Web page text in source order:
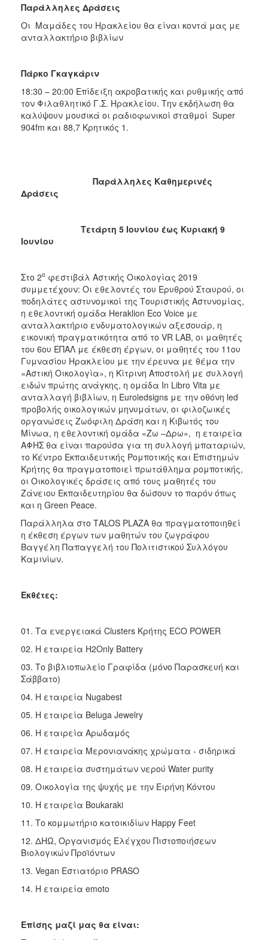
Παράλληλες Δράσεις
Οι Μαμάδες του Ηρακλείου θα είναι κοντά μας με
ανταλλακτήριο βιβλίων
Πάρκο Γκαγκάριν
18:30 – 20:00 Επίδειξη ακροβατικής και ρυθμικής από
τον Φιλαθλητικό Γ.Σ. Ηρακλείου. Την εκδήλωση θα
καλύψουν μουσικά οι ραδιοφωνικοί σταθμοί Super
904fm και 88,7 Κρητικός 1.
Παράλληλες Καθημερινές
Δράσεις
Τετάρτη 5 Ιουνίου έως Κυριακή 9
Ιουνίου
Στο 2ο φεστιβάλ Αστικής Οικολογίας 2019
συμμετέχουν: Οι εθελοντές του Ερυθρού Σταυρού, οι
ποδηλάτες αστυνομικοί της Τουριστικής Αστυνομίας,
η εθελοντική ομάδα Heraklion Eco Voice με
ανταλλακτήριο ενδυματολογικών αξεσουάρ, η
εικονική πραγματικότητα από το VR LAB, οι μαθητές
του 6ου ΕΠΑΛ με έκθεση έργων, οι μαθητές του 11ου
Γυμνασίου Ηρακλείου με την έρευνα με θέμα την
«Αστική Οικολογία», η Κίτρινη Αποστολή με συλλογή
ειδών πρώτης ανάγκης, η ομάδα In Libro Vita με
ανταλλαγή βιβλίων, η Euroledsigns με την οθόνη led
προβολής οικολογικών μηνυμάτων, οι φιλοζωικές
οργανώσεις Ζωόφιλη Δράση και η Κιβωτός του
Μίνωα, η εθελοντική ομάδα «Zω –Δρω», η εταιρεία
ΑΦΗΣ θα είναι παρούσα για τη συλλογή μπαταριών,
το Κέντρο Εκπαιδευτικής Ρομποτικής και Επιστημών
Κρήτης θα πραγματοποιεί πρωτάθλημα ρομποτικής,
οι Οικολογικές δράσεις από τους μαθητές του
Ζάνειου Εκπαιδευτηρίου θα δώσουν το παρόν όπως
και η Green Peace.
Παράλληλα στο ΤΑLOS PLAZA θα πραγματοποιηθεί
η έκθεση έργων των μαθητών του ζωγράφου
Βαγγέλη Παπαγγελή του Πολιτιστικού Συλλόγου
Καμινίων.
Εκθέτες:
01. Τα ενεργειακά Clusters Κρήτης ECO POWER
02. Η εταιρεία H2Only Battery
03. Το βιβλιοπωλείο Γραφίδα (μόνο Παρασκευή και
Σάββατο)
04. Η εταιρεία Nugabest
05. Η εταιρεία Beluga Jewelry
06. Η εταιρεία Αρωδαμός
07. Η εταιρεία Μερονιανάκης χρώματα - σιδηρικά
08. Η εταιρεία συστημάτων νερού Water purity
09. Oικολογία της ψυχής με την Ειρήνη Κόντου
10. Η εταιρεία Βoukaraki
11. Το κομμωτήριο κατοικιδίων Happy Feet
12. ΔΗΩ, Οργανισμός Ελέγχου Πιστοποιήσεων
Βιολογικών Προϊόντων
13. Vegan Εστιατόριο PRASO
14. Η εταιρεία emoto
Επίσης μαζί μας θα είναι: